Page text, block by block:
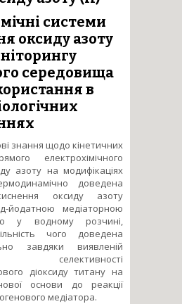
системи
оксиду азоту
середовища
в
знання щодо кінетичних
електрохімічного
азоту на модифікаціях
доведена
оксиду азоту
йодатною медіаторною
у водному розчині,
чого доведена
завдяки виявленій
селективності
діоксиду титану на
основи до реакції
медіатора.